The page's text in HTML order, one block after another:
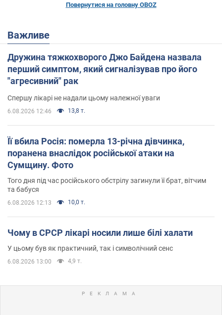
Повернутися на головну OBOZ
Важливе
Дружина тяжкохворого Джо Байдена назвала
перший симптом, який сигналізував про його
"агресивний" рак
Спершу лікарі не надали цьому належної уваги
6.08.2026 12:46 13,8 т.
Її вбила Росія: померла 13-річна дівчинка,
поранена внаслідок російської атаки на
Сумщину. Фото
Того дня під час російського обстрілу загинули її брат, вітчим
та бабуся
6.08.2026 12:13 10,0 т.
Чому в СРСР лікарі носили лише білі халати
У цьому був як практичний, так і символічний сенс
6.08.2026 13:00 4,9 т.